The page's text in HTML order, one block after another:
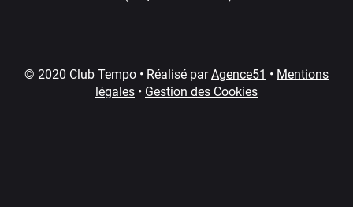
© 2020 Club Tempo • Réalisé parAgence51 • Mentions
légales • Gestion des Cookies